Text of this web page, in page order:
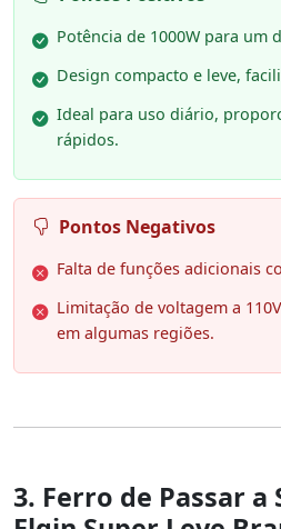
Potência de 1000W para um
Design compacto e leve,
Ideal para uso diário,
rápidos.
Pontos Negativos
Falta de funções adicionais
Limitação de voltagem a
em algumas regiões.
3. Ferro de Passar a